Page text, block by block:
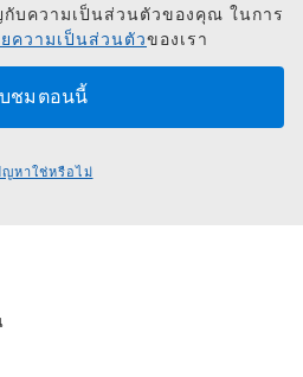
บความเป็นส่วนตัวของคุณ ในการ
ความเป็นส่วนตัวของเรา
หาใช่หรือไม่